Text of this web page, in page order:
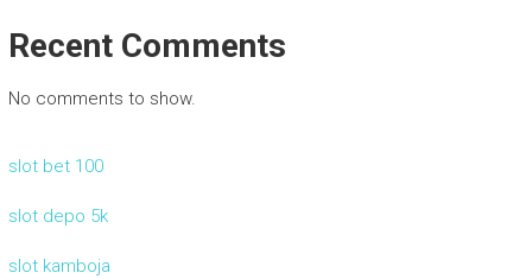
Recent Comments
No comments to show.
slot bet 100
slot depo 5k
slot kamboja